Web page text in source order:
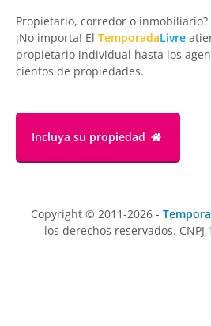
Propietario, corredor o inmobiliario?
¡No importa! El TemporadaLivre
propietario individual hasta los
cientos de propiedades.
Incluya su propiedad
Copyright © 2011-2026 -
los derechos reservados. CNPJ